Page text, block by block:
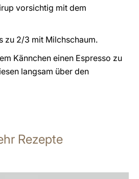
vorsichtig mit dem
zu 2/3 mit Milchschaum.
Kännchen einen Espresso zu
langsam über den
Rezepte